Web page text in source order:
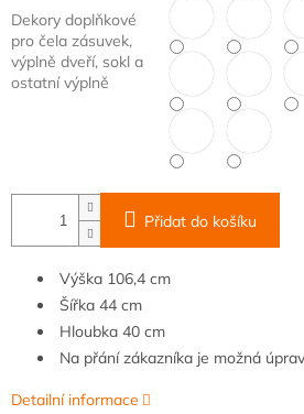
Dekory doplňkové
pro čela zásuvek,
výplně dveří, sokl a
ostatní výplně
Přidat do košíku
Výška 106,4 cm
Šířka 44 cm
Hloubka 40 cm
Na přání zákazníka je možná
Detailní informace